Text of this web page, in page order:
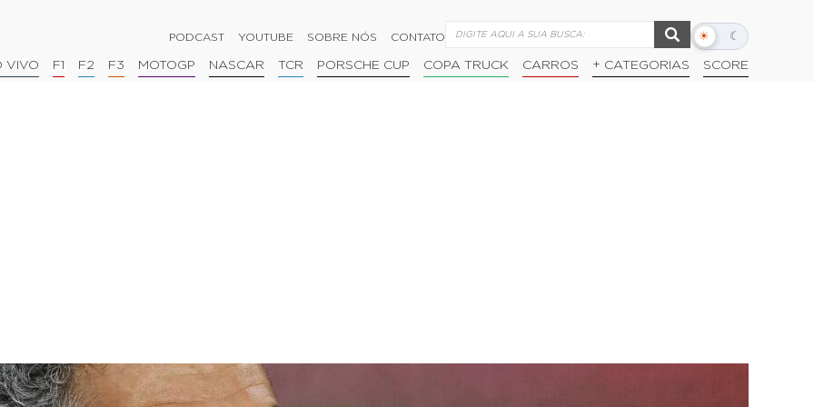
PODCAST YOUTUBE SOBRE NÓS CONTATO ☀ ☾
Alternar
escuro
VIVO F1 F2 F3 MOTOGP NASCAR TCR PORSCHE CUP COPA TRUCK CARROS + CATEGORIAS SCORE